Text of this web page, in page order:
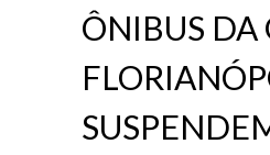
ÔNIBUS DA